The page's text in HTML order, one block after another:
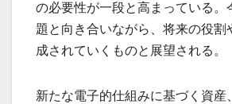
の必要性が一段と高まっている。
題と向き合いながら、将来の役割
成されていくものと展望される。
新たな電子的仕組みに基づく資産